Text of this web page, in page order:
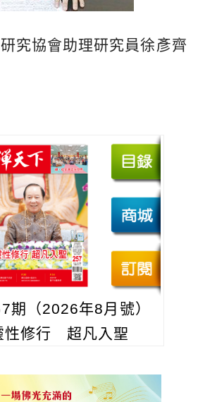
究協會助理研究員徐彥齊
期（2026年8月號）
性修行 超凡入聖